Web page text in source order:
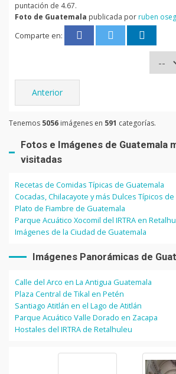
puntación de 4.67.
Foto de Guatemala publicada porruben
Comparte en:
Anterior
Tenemos 5056 imágenes en 591 categorías.
Fotos e Imágenes de Guatemala
visitadas
Recetas de Comidas Típicas de Guatemala
Cocadas, Chilacayote y más Dulces Típicos
Plato de Fiambre de Guatemala
Parque Acuático Xocomil del IRTRA en
Imágenes de la Ciudad de Guatemala
Imágenes Panorámicas de
Calle del Arco en La Antigua Guatemala
Plaza Central de Tikal en Petén
Santiago Atitlán en el Lago de Atitlán
Parque Acuático Valle Dorado en Zacapa
Hostales del IRTRA de Retalhuleu